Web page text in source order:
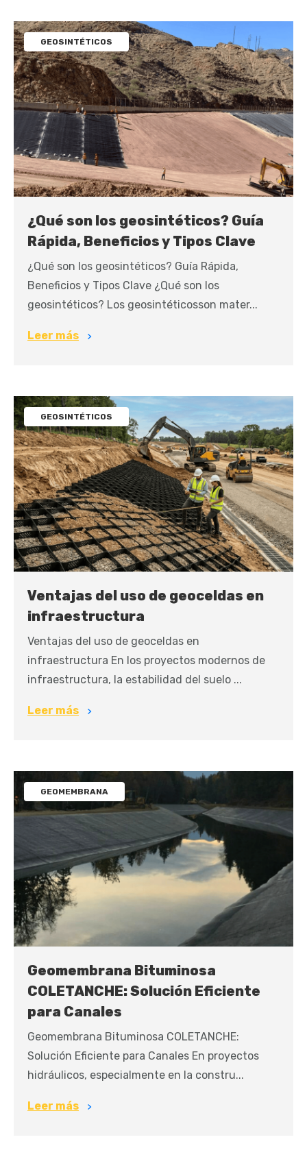
GEOSINTÉTICOS
¿Qué son los geosintéticos? Guía
Rápida, Beneficios y Tipos Clave
¿Qué son los geosintéticos? Guía Rápida,
Beneficios y Tipos Clave ¿Qué son los
geosintéticos? Los geosintéticosson mater...
Leer más
GEOSINTÉTICOS
Ventajas del uso de geoceldas en
infraestructura
Ventajas del uso de geoceldas en
infraestructura En los proyectos modernos de
infraestructura, la estabilidad del suelo ...
Leer más
GEOMEMBRANA
Geomembrana Bituminosa
COLETANCHE: Solución Eficiente
para Canales
Geomembrana Bituminosa COLETANCHE:
Solución Eficiente para Canales En proyectos
hidráulicos, especialmente en la constru...
Leer más